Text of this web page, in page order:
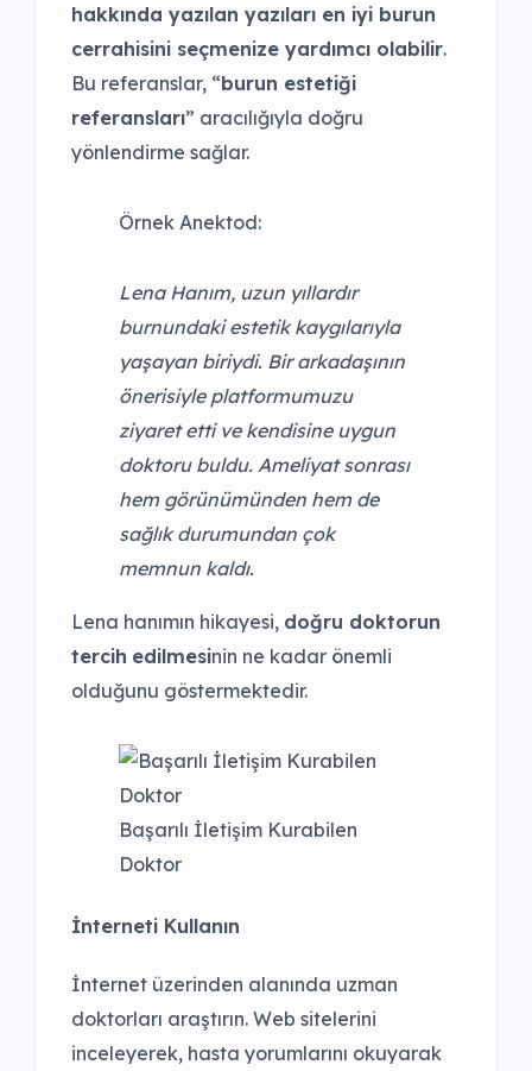
hakkında yazılan yazıları en iyi burun
cerrahisini seçmenize yardımcı olabilir.
Bu referanslar, “burun estetiği
referansları” aracılığıyla doğru
yönlendirme sağlar.
Örnek Anektod:
Lena Hanım, uzun yıllardır
burnundaki estetik kaygılarıyla
yaşayan biriydi. Bir arkadaşının
önerisiyle platformumuzu
ziyaret etti ve kendisine uygun
doktoru buldu. Ameliyat sonrası
hem görünümünden hem de
sağlık durumundan çok
memnun kaldı.
Lena hanımın hikayesi, doğru doktorun
tercih edilmesinin ne kadar önemli
olduğunu göstermektedir.
Başarılı İletişim Kurabilen
Doktor
İnterneti Kullanın
İnternet üzerinden alanında uzman
doktorları araştırın. Web sitelerini
inceleyerek, hasta yorumlarını okuyarak